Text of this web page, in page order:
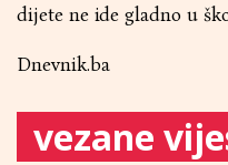
dijete ne ide gladno u
Dnevnik.ba
vezane